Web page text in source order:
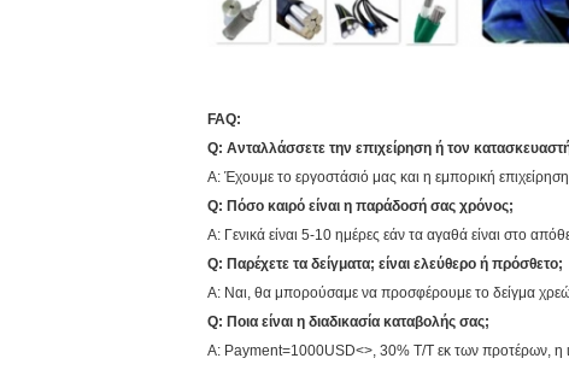
FAQ:
Q: Ανταλλάσσετε την επιχείρηση ή τον
Α: Έχουμε το εργοστάσιό μας και η εμπορική
Q: Πόσο καιρό είναι η παράδοσή σας χρόνος;
Α: Γενικά είναι 5-10 ημέρες εάν τα αγαθά είναι στο
Q: Παρέχετε τα δείγματα; είναι ελεύθερο ή πρόσθετο;
Α: Ναι, θα μπορούσαμε να προσφέρουμε το δείγμα
Q: Ποια είναι η διαδικασία καταβολής σας;
Α: Payment=1000USD<>, 30% T/T εκ των προτέρων, η